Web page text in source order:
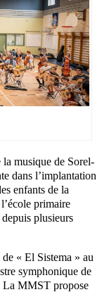
musique de Sorel-
dans l’implantation
enfants de la
primaire
plusieurs
« El Sistema » au
symphonique de
La MMST propose